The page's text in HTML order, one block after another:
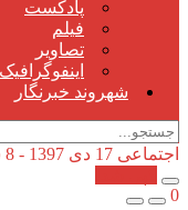
پادکست
فیلم
تصاویر
اینفوگرافیک
شهروند خبرنگار
اجتماعی 17 دی 1397 - 8 سال پیش
0